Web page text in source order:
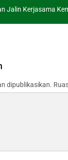
Jalin Kerjasama
dipublikasikan.